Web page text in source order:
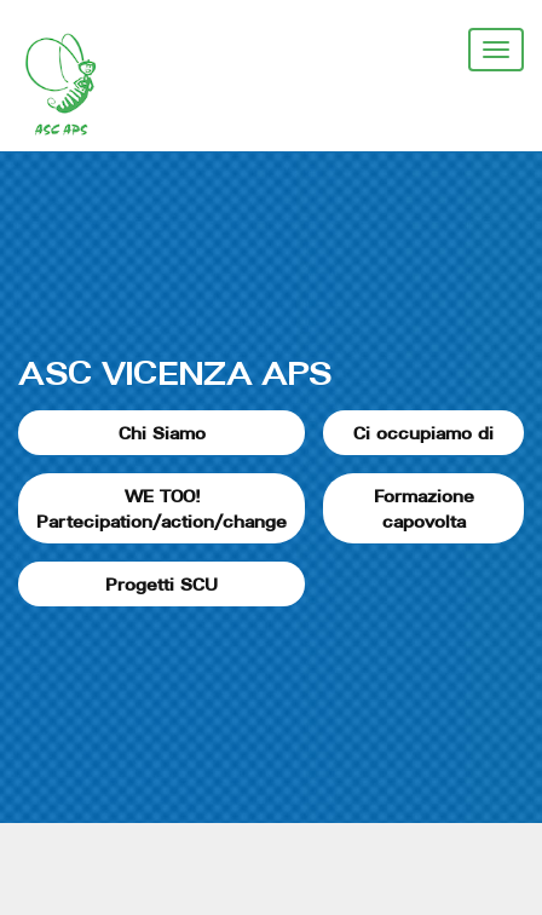
contenuto
principale
ASC VICENZA APS
Chi Siamo Ci occupiamo di
WE TOO!
Partecipation/action/change
Formazione
capovolta
Progetti SCU